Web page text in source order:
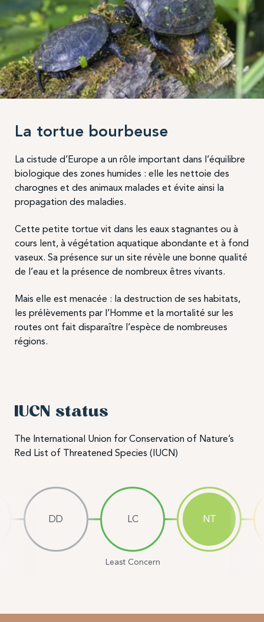
La tortue bourbeuse
La cistude d’Europe a un rôle important dans l’équilibre
biologique des zones humides : elle les nettoie des
charognes et des animaux malades et évite ainsi la
propagation des maladies.
Cette petite tortue vit dans les eaux stagnantes ou à
cours lent, à végétation aquatique abondante et à fond
vaseux. Sa présence sur un site révèle une bonne qualité
de l’eau et la présence de nombreux êtres vivants.
Mais elle est menacée : la destruction de ses habitats,
les prélèvements par l’Homme et la mortalité sur les
routes ont fait disparaître l’espèce de nombreuses
régions.
IUCN status
The International Union for Conservation of Nature’s
Red List of Threatened Species (IUCN)
DD LC
Least Concern
NT